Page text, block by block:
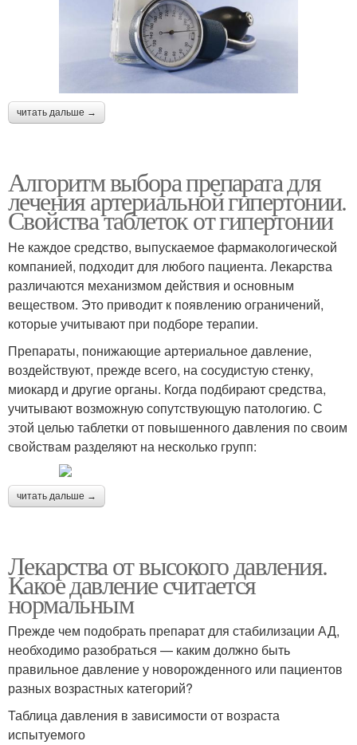
читать дальше →
Алгоритм выбора препарата для
лечения артериальной гипертонии.
Свойства таблеток от гипертонии
Не каждое средство, выпускаемое фармакологической
компанией, подходит для любого пациента. Лекарства
различаются механизмом действия и основным
веществом. Это приводит к появлению ограничений,
которые учитывают при подборе терапии.
Препараты, понижающие артериальное давление,
воздействуют, прежде всего, на сосудистую стенку,
миокард и другие органы. Когда подбирают средства,
учитывают возможную сопутствующую патологию. С
этой целью таблетки от повышенного давления по своим
свойствам разделяют на несколько групп:
читать дальше →
Лекарства от высокого давления.
Какое давление считается
нормальным
Прежде чем подобрать препарат для стабилизации АД,
необходимо разобраться — каким должно быть
правильное давление у новорожденного или пациентов
разных возрастных категорий?
Таблица давления в зависимости от возраста
испытуемого